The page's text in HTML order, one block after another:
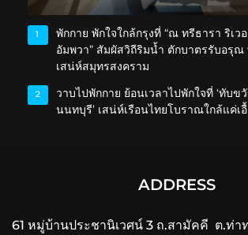
1
พักกาย พักใจใกล้กรุงที่ “ณ ทรีธารา ริเว
อัมพวา” สัมผัสวิถีริมน้ำ ตักบาตรรับอรุณ
เสน่ห์สมุทรสงคราม
2
วาบไปพักกาย ย้อนเวลาไปพักใจที่ ‘ทับข
นนทบุรี’ เสน่ห์เรือนไทยโบราณใกล้แค่เ
ADDRESS
61 หมู่บ้านประชานิเวศน์ 3 ถ.สามัคคี ต.ท่า